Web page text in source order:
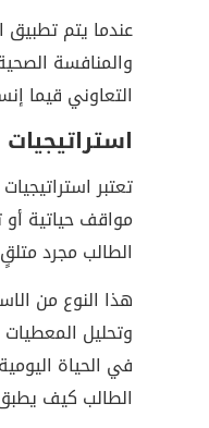
عندما يتم
والمنافسة
التعاوني قيما
تعتبر
مواقف حياتية
الطالب مجرد
هذا النوع من
وتحليل
في الحياة
الطالب كيف